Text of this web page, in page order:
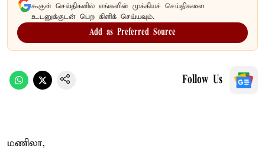
கூகுள் செய்திகளில் எங்களின் முக்கியச் செய்திகளை
உடனுக்குடன் பெற கிளிக் செய்யவும்.
Add as Preferred Source
Follow Us
மணிலா,